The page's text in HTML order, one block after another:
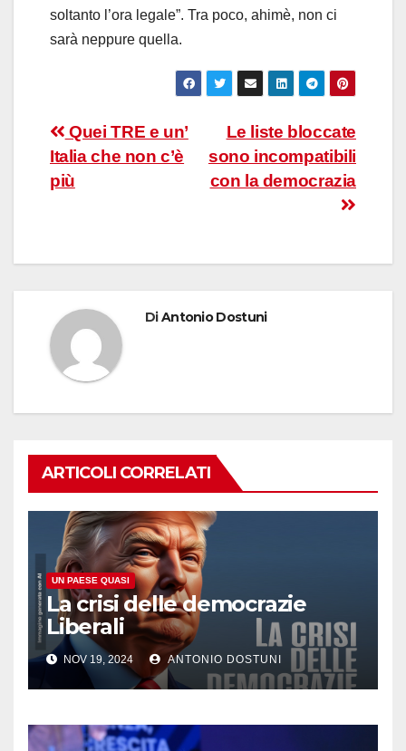
soltanto l’ora legale”. Tra poco, ahimè, non ci
sarà neppure quella.
Navigazione
articoli
Le liste bloccate
sono incompatibili
con la democrazia
Quei TRE e un’
Italia che non c’è
più
DiAntonio Dostuni
ARTICOLI CORRELATI
UN PAESE QUASI
La crisi delle democrazie
Liberali
NOV 19, 2024 ANTONIO DOSTUNI